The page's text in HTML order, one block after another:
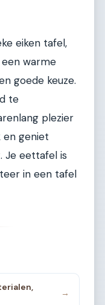
eiken tafel,
warme
goede keuze.
te
plezier
en geniet
Je eettafel is
in een tafel
→